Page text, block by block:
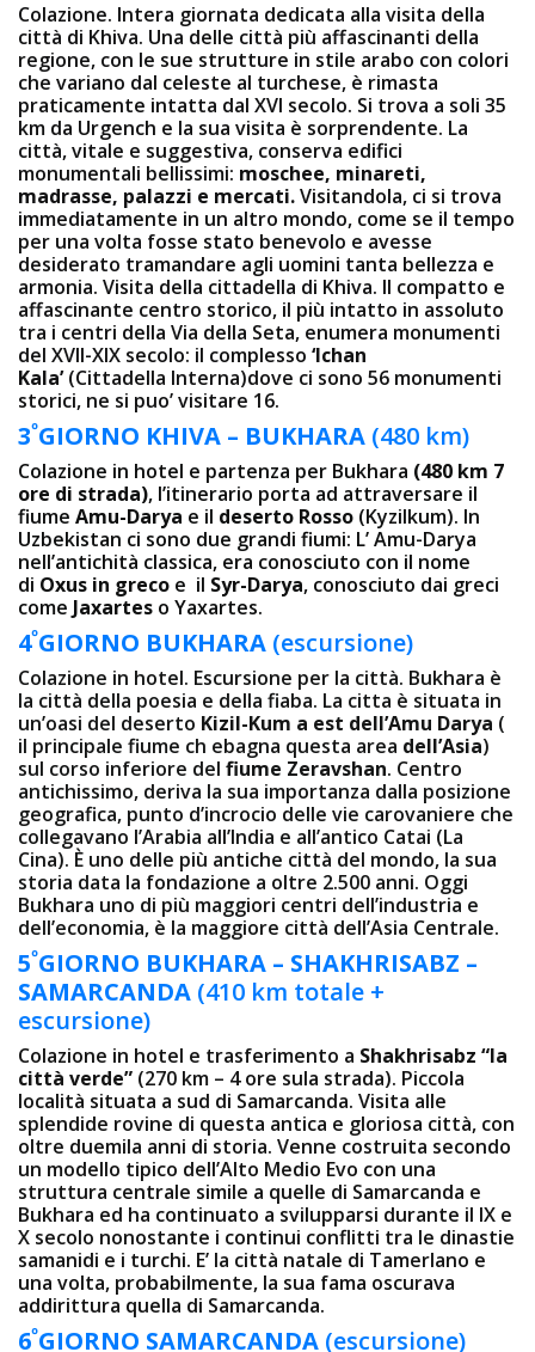
Colazione. Intera giornata dedicata alla visita della
città di Khiva. Una delle città più affascinanti della
regione, con le sue strutture in stile arabo con colori
che variano dal celeste al turchese, è rimasta
praticamente intatta dal XVI secolo. Si trova a soli 35
km da Urgench e la sua visita è sorprendente. La
città, vitale e suggestiva, conserva edifici
monumentali bellissimi: moschee, minareti,
madrasse, palazzi e mercati.Visitandola, ci si trova
immediatamente in un altro mondo, come se il tempo
per una volta fosse stato benevolo e avesse
desiderato tramandare agli uomini tanta bellezza e
armonia. Visita della cittadella di Khiva. Il compatto e
affascinante centro storico, il più intatto in assoluto
tra i centri della Via della Seta, enumera monumenti
del XVII-XIX secolo: il complesso ‘Ichan
Kala’(Cittadella Interna)dove ci sono 56 monumenti
storici, ne si puo’ visitare 16.
3ºGIORNO KHIVA – BUKHARA (480 km)
Colazione in hotel e partenza per Bukhara (480 km 7
ore di strada), l’itinerario porta ad attraversare il
fiume Amu-Darya e il deserto Rosso (Kyzilkum). In
Uzbekistan ci sono due grandi fiumi: L’ Amu-Darya
nell’antichità classica, era conosciuto con il nome
di Oxus in greco e il Syr-Darya, conosciuto dai greci
come Jaxartes o Yaxartes.
4ºGIORNO BUKHARA (escursione)
Colazione in hotel. Escursione per la città. Bukhara è
la città della poesia e della fiaba. La cittа è situata in
un’oasi del deserto Kizil-Kum a est dell’Amu Darya (
il principale fiume ch ebagna questa area dell’Asia)
sul corso inferiore del fiume Zeravshan. Centro
antichissimo, deriva la sua importanza dalla posizione
geografica, punto d’incrocio delle vie carovaniere che
collegavano l’Arabia all’India e all’antico Catai (La
Cina). È uno delle più antiche città del mondo, la sua
storia data la fondazione a oltre 2.500 anni. Oggi
Bukhara uno di più maggiori centri dell’industria e
dell’economia, è la maggiore città dell’Asia Centrale.
5ºGIORNO BUKHARA – SHAKHRISABZ –
SAMARCANDA (410 km totale +
escursione)
Colazione in hotel e trasferimento a Shakhrisabz “la
città verde” (270 km – 4 ore sula strada). Piccola
località situata a sud di Samarcanda. Visita alle
splendide rovine di questa antica e gloriosa città, con
oltre duemila anni di storia. Venne costruita secondo
un modello tipico dell’Alto Medio Evo con una
struttura centrale simile a quelle di Samarcanda e
Bukhara ed ha continuato a svilupparsi durante il IX e
X secolo nonostante i continui conflitti tra le dinastie
samanidi e i turchi. E’ la città natale di Tamerlano e
una volta, probabilmente, la sua fama oscurava
addirittura quella di Samarcanda.
6ºGIORNO SAMARCANDA (escursione)